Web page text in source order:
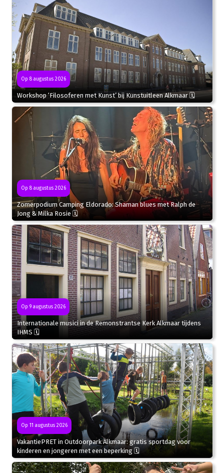
Op 8 augustus 2026
Workshop ‘Filosoferen met Kunst’ bij Kunstuitleen Alkmaar 🗓
Op 8 augustus 2026
Zomerpodium Camping Eldorado: Shaman blues met Ralph de
Jong & Milka Rosie 🗓
Op 9 augustus 2026
Internationale musici in de Remonstrantse Kerk Alkmaar tijdens
IHMS 🗓
Op 11 augustus 2026
VakantiePRET in Outdoorpark Alkmaar: gratis sportdag voor
kinderen en jongeren met een beperking 🗓